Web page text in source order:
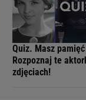
Quiz. Masz
Rozpoznaj te
zdjęciach!